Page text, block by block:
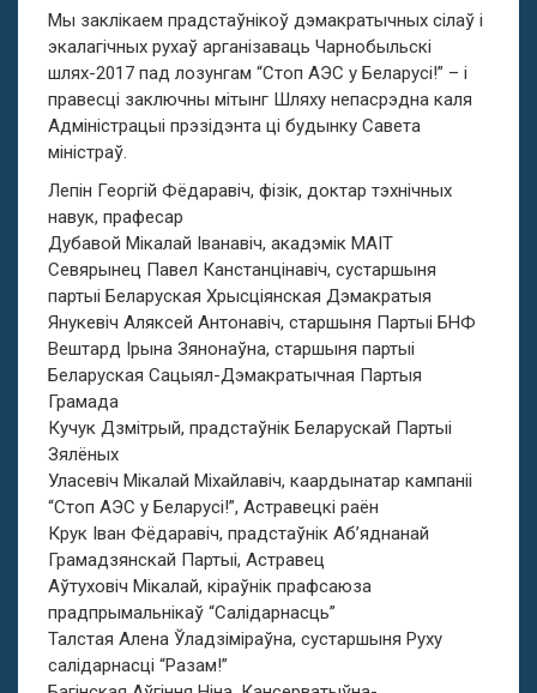
Мы заклікаем прадстаўнікоў дэмакратычных сілаў і
экалагічных рухаў арганізаваць Чарнобыльскі
шлях-2017 пад лозунгам “Стоп АЭС у Беларусі!” – і
правесці заключны мітынг Шляху непасрэдна каля
Адміністрацыі прэзідэнта ці будынку Савета
міністраў.
Лепін Георгій Фёдаравіч, фізік, доктар тэхнічных
навук, прафесар
Дубавой Мікалай Іванавіч, акадэмік МАІТ
Севярынец Павел Канстанцінавіч, сустаршыня
партыі Беларуская Хрысціянская Дэмакратыя
Янукевіч Аляксей Антонавіч, старшыня Партыі БНФ
Вештард Ірына Зянонаўна, старшыня партыі
Беларуская Сацыял-Дэмакратычная Партыя
Грамада
Кучук Дзмітрый, прадстаўнік Беларускай Партыі
Зялёных
Уласевіч Мікалай Міхайлавіч, каардынатар кампаніі
“Стоп АЭС у Беларусі!”, Астравецкі раён
Крук Іван Фёдаравіч, прадстаўнік Аб’яднанай
Грамадзянскай Партыі, Астравец
Аўтуховіч Мікалай, кіраўнік прафсаюза
прадпрымальнікаў “Салідарнасць”
Талстая Алена Ўладзіміраўна, сустаршыня Руху
салідарнасці “Разам!”